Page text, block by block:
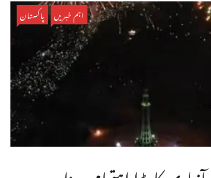
اہم خبریں پاکستان